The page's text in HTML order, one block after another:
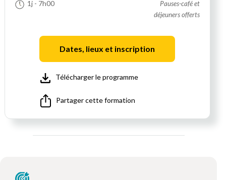
1j - 7h00
Pauses-café et
déjeuners offerts
Dates, lieux et inscription
Télécharger le programme
Partager cette formation